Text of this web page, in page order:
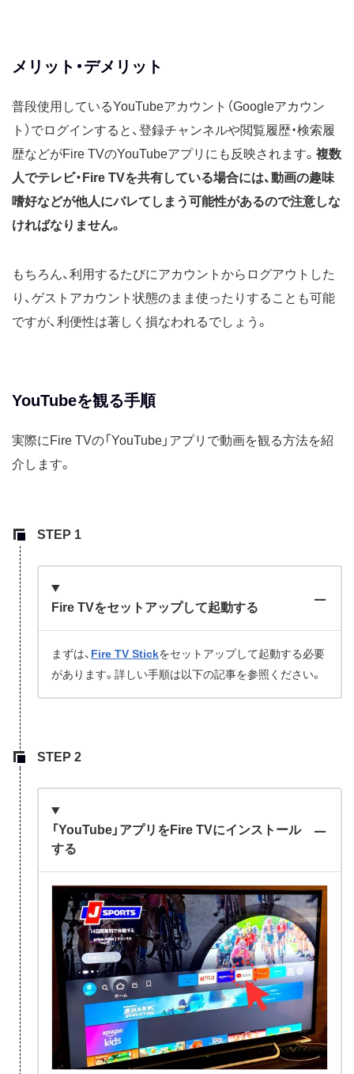
メリット・デメリット
普段使用しているYouTubeアカウント（Googleアカウン
ト）でログインすると、登録チャンネルや閲覧履歴・検索履
歴などがFire TVのYouTubeアプリにも反映されます。 複数
人でテレビ・Fire TVを共有している場合には、動画の趣味
嗜好などが他人にバレてしまう可能性があるので注意しな
ければなりません。
もちろん、利用するたびにアカウントからログアウトした
り、ゲストアカウント状態のまま使ったりすることも可能
ですが、利便性は著しく損なわれるでしょう。
YouTubeを観る手順
実際にFire TVの「YouTube」アプリで動画を観る方法を紹
介します。
Fire TVをセットアップして起動する
まずは、 Fire TV Stickをセットアップして起動する必要
があります。詳しい手順は以下の記事を参照ください。
「YouTube」アプリをFire TVにインストール
する